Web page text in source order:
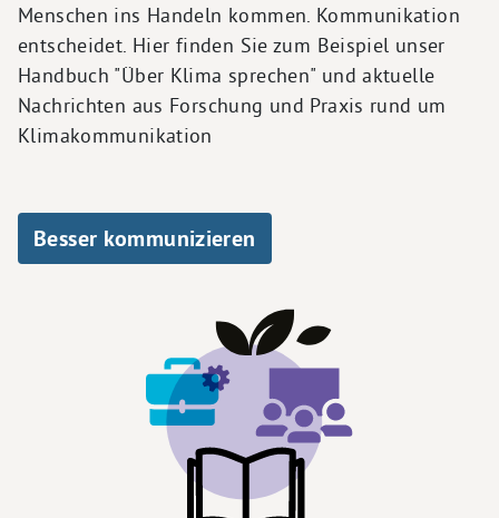
Menschen ins Handeln kommen. Kommunikation
entscheidet. Hier finden Sie zum Beispiel unser
Handbuch "Über Klima sprechen" und aktuelle
Nachrichten aus Forschung und Praxis rund um
Klimakommunikation
Besser kommunizieren